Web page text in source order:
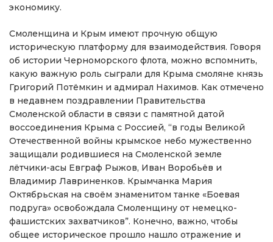
экономику.
Смоленщина и Крым имеют прочную общую
историческую платформу для взаимодействия. Говоря
об истории Черноморского флота, можно вспомнить,
какую важную роль сыграли для Крыма смоляне князь
Григорий Потёмкин и адмирал Нахимов. Как отмечено
в недавнем поздравлении Правительства
Смоленской области в связи с памятной датой
воссоединения Крыма с Россией, “в годы Великой
Отечественной войны крымское небо мужественно
защищали родившиеся на Смоленской земле
лётчики-асы Евграф Рыжов, Иван Воробьёв и
Владимир Лавриненков. Крымчанка Мария
Октябрьская на своём знаменитом танке «Боевая
подруга» освобождала Смоленщину от немецко-
фашистских захватчиков”. Конечно, важно, чтобы
общее историческое прошло нашло отражение и